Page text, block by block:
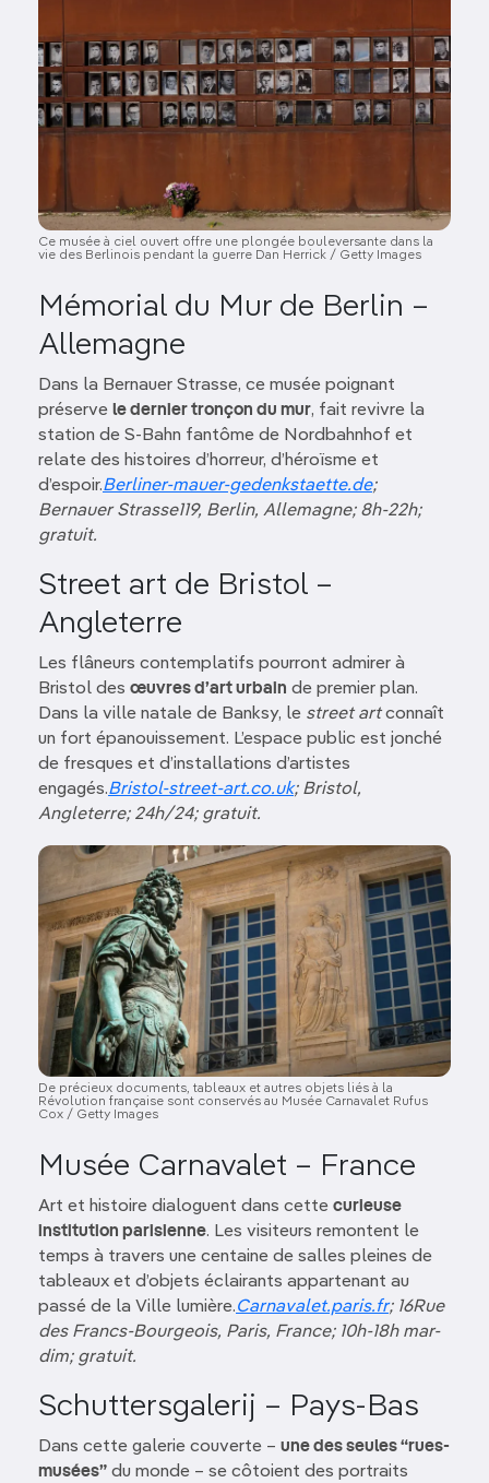
Ce musée à ciel ouvert offre une plongée bouleversante dans la
vie des Berlinois pendant la guerre Dan Herrick / Getty Images
Mémorial du Mur de Berlin –
Allemagne
Dans la Bernauer Strasse, ce musée poignant
préserve le dernier tronçon du mur, fait revivre la
station de S-Bahn fantôme de Nordbahnhof et
relate des histoires d’horreur, d’héroïsme et
d’espoir.Berliner-mauer-gedenkstaette.de;
Bernauer Strasse119, Berlin, Allemagne; 8h-22h;
gratuit.
Street art de Bristol –
Angleterre
Les flâneurs contemplatifs pourront admirer à
Bristol des œuvres d’art urbain de premier plan.
Dans la ville natale de Banksy, le street artconnaît
un fort épanouissement. L’espace public est jonché
de fresques et d’installations d’artistes
engagés.Bristol-street-art.co.uk; Bristol,
Angleterre; 24h/24; gratuit.
Image
De précieux documents, tableaux et autres objets liés à la
Révolution française sont conservés au Musée Carnavalet Rufus
Cox / Getty Images
Musée Carnavalet – France
Art et histoire dialoguent dans cette curieuse
institution parisienne. Les visiteurs remontent le
temps à travers une centaine de salles pleines de
tableaux et d’objets éclairants appartenant au
passé de la Ville lumière.Carnavalet.paris.fr; 16Rue
des Francs-Bourgeois, Paris, France; 10h-18h mar-
dim; gratuit.
Schuttersgalerij – Pays-Bas
Dans cette galerie couverte – une des seules “rues-
musées” du monde – se côtoient des portraits